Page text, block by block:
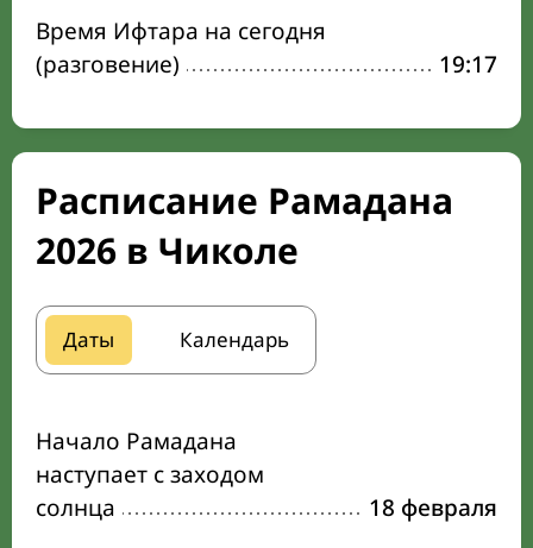
Время Ифтара на сегодня
(разговение)
19:17
Расписание Рамадана
2026 в Чиколе
Даты Календарь
Начало Рамадана
наступает с заходом
солнца
18 февраля